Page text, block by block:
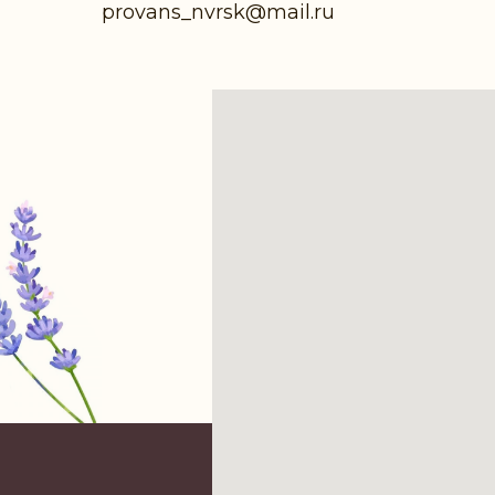
provans_nvrsk@mail.ru